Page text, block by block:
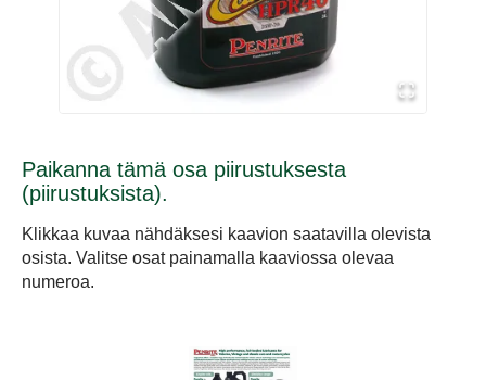
Paikanna tämä osa piirustuksesta
(piirustuksista).
Klikkaa kuvaa nähdäksesi kaavion saatavilla olevista
osista. Valitse osat painamalla kaaviossa olevaa
numeroa.